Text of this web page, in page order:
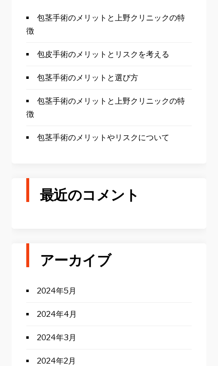
包茎手術のメリットと上野クリニックの特
徴
包皮手術のメリットとリスクを考える
包茎手術のメリットと選び方
包茎手術のメリットと上野クリニックの特
徴
包茎手術のメリットやリスクについて
最近のコメント
アーカイブ
2024年5月
2024年4月
2024年3月
2024年2月